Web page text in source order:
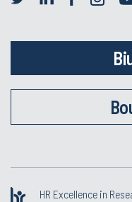
HR Excellence in